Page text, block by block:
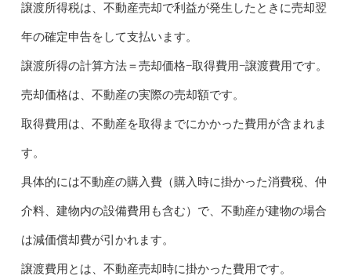
譲渡所得税は、不動産売却で利益が発生したときに売却翌
年の確定申告をして支払います。
譲渡所得の計算方法＝売却価格−取得費用−譲渡費用です。
売却価格は、不動産の実際の売却額です。
取得費用は、不動産を取得までにかかった費用が含まれま
す。
具体的には不動産の購入費（購入時に掛かった消費税、仲
介料、建物内の設備費用も含む）で、不動産が建物の場合
は減価償却費が引かれます。
譲渡費用とは、不動産売却時に掛かった費用です。